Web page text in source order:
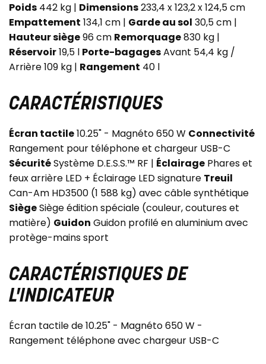
Poids 442 kg | Dimensions233,4 x 123,2 x 124,5 cm
Empattement 134,1 cm | Garde au sol 30,5 cm |
Hauteur siège96 cm Remorquage830 kg |
Réservoir19,5 l Porte-bagagesAvant 54,4 kg /
Arrière 109 kg | Rangement 40 l
CARACTÉRISTIQUES
Écran tactile10.25" - Magnéto 650 W Connectivité
Rangement pour téléphone et chargeur USB-C
SécuritéSystème D.E.S.S.™ RF | Éclairage Phares et
feux arrière LED + Éclairage LED signature Treuil
Can-Am HD3500 (1 588 kg) avec câble synthétique
SiègeSiège édition spéciale (couleur, coutures et
matière) Guidon Guidon profilé en aluminium avec
protège-mains sport
CARACTÉRISTIQUES DE
L'INDICATEUR
Écran tactile de 10.25" - Magnéto 650 W -
Rangement téléphone avec chargeur USB-C